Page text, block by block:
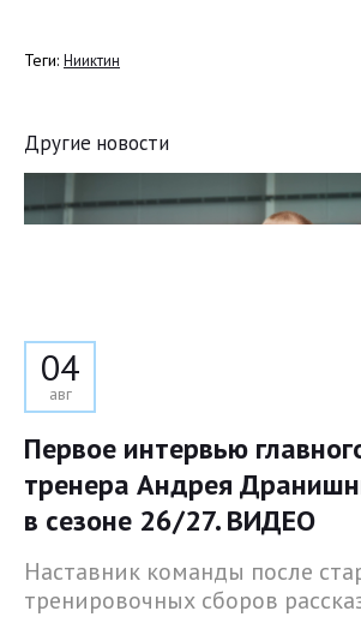
Теги: Нииктин
Другие новости
04
авг
Первое интервью
тренера Андрея
в сезоне 26/27. ВИДЕО
Наставник команды после
тренировочных сборов